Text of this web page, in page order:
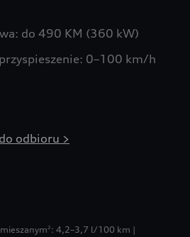
do 490 KM (360 kW)
0–100 km/h
odbioru >
2 : 4,2–3,7 l/100 km |